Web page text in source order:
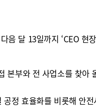
음 달 13일까지 ‘CEO 현
본부와 전 사업소를 찾
정 효율화를 비롯해 안